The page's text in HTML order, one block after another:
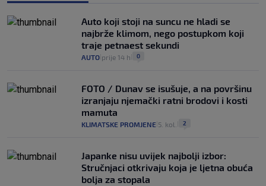
Auto koji stoji na suncu ne hladi se
najbrže klimom, nego postupkom koji
traje petnaest sekundi
AUTO prije 14 h 0
FOTO / Dunav se isušuje, a na površinu
izranjaju njemački ratni brodovi i kosti
mamuta
KLIMATSKE PROMJENE 5. kol. 2
Japanke nisu uvijek najbolji izbor:
Stručnjaci otkrivaju koja je ljetna obuća
bolja za stopala